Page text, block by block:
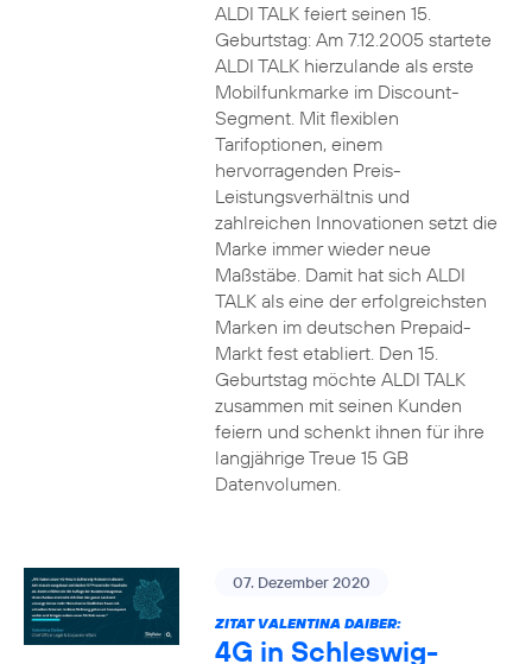
ALDI TALK feiert seinen 15.
Geburtstag: Am 7.12.2005 startete
ALDI TALK hierzulande als erste
Mobilfunkmarke im Discount-
Segment. Mit flexiblen
Tarifoptionen, einem
hervorragenden Preis-
Leistungsverhältnis und
zahlreichen Innovationen setzt die
Marke immer wieder neue
Maßstäbe. Damit hat sich ALDI
TALK als eine der erfolgreichsten
Marken im deutschen Prepaid-
Markt fest etabliert. Den 15.
Geburtstag möchte ALDI TALK
zusammen mit seinen Kunden
feiern und schenkt ihnen für ihre
langjährige Treue 15 GB
Datenvolumen.
07. Dezember 2020
ZITAT VALENTINA DAIBER:
4G in Schleswig-